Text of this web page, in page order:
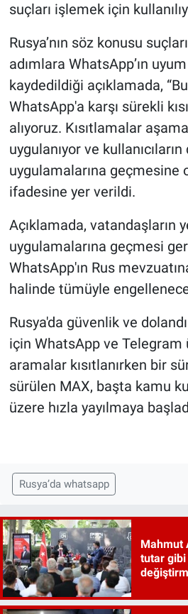
suçları işlemek için
Rusya’nın söz konusu
adımlara WhatsApp’ın
kaydedildiği açıklamada,
WhatsApp'a karşı sürekli
alıyoruz. Kısıtlamalar
uygulanıyor ve
uygulamalarına geçmesine
ifadesine yer verildi.
Açıklamada, vatandaşların
uygulamalarına geçmesi
WhatsApp'ın Rus
halinde tümüyle
Rusya'da güvenlik ve
için WhatsApp ve Telegram
aramalar kısıtlanırken bir
sürülen MAX, başta kamu
üzere hızla yayılmaya
Rusya’da whatsapp
Mahmut
tutar gibi